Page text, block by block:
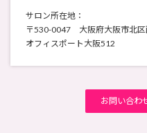
サロン所在地：
〒530-0047 大阪府大阪市北区
オフィスポート大阪512
お問い合わ